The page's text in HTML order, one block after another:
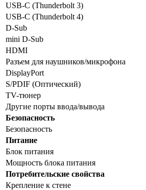
USB-C (Thunderbolt 3)
USB-C (Thunderbolt 4)
D-Sub
mini D-Sub
HDMI
Разъем для наушников/микрофона
DisplayPort
S/PDIF (Оптический)
TV-тюнер
Другие порты ввода/вывода
Безопасность
Безопасность
Питание
Блок питания
Мощность блока питания
Потребительские свойства
Крепление к стене